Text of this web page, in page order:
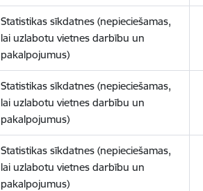
Statistikas sīkdatnes (nepieciešamas,
lai uzlabotu vietnes darbību un
pakalpojumus)
Statistikas sīkdatnes (nepieciešamas,
lai uzlabotu vietnes darbību un
pakalpojumus)
Statistikas sīkdatnes (nepieciešamas,
lai uzlabotu vietnes darbību un
pakalpojumus)